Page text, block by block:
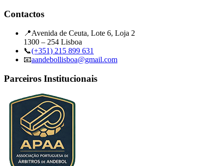
Contactos
📍Avenida de Ceuta, Lote 6, Loja 2
1300 – 254 Lisboa
📞(+351) 215 899 631
📧aandebollisboa@gmail.com
Parceiros Institucionais